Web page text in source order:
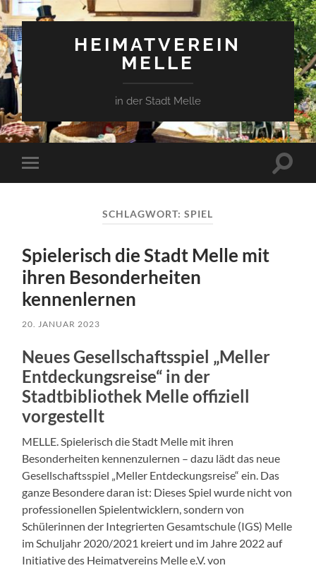
HEIMATVEREIN
MELLE
in der Stadt Melle
Mobile-
Menü
SCHLAGWORT:SPIEL
Spielerisch die Stadt Melle mit
ihren Besonderheiten
kennenlernen
20. JANUAR 2023
Neues Gesellschaftsspiel „Meller
Entdeckungsreise“ in der
Stadtbibliothek Melle offiziell
vorgestellt
MELLE. Spielerisch die Stadt Melle mit ihren
Besonderheiten kennenzulernen – dazu lädt das neue
Gesellschaftsspiel „Meller Entdeckungsreise“ ein. Das
ganze Besondere daran ist: Dieses Spiel wurde nicht von
professionellen Spielentwicklern, sondern von
Schülerinnen der Integrierten Gesamtschule (IGS) Melle
im Schuljahr 2020/2021 kreiert und im Jahre 2022 auf
Initiative des Heimatvereins Melle e.V. von